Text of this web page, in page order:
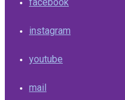
instagram
youtube
mail